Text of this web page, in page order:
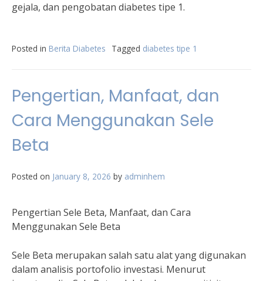
gejala, dan pengobatan diabetes tipe 1.
Posted in Berita Diabetes Tagged diabetes tipe 1
Pengertian, Manfaat, dan
Cara Menggunakan Sele
Beta
Posted on January 8, 2026 by adminhem
Pengertian Sele Beta, Manfaat, dan Cara
Menggunakan Sele Beta
Sele Beta merupakan salah satu alat yang digunakan
dalam analisis portofolio investasi. Menurut